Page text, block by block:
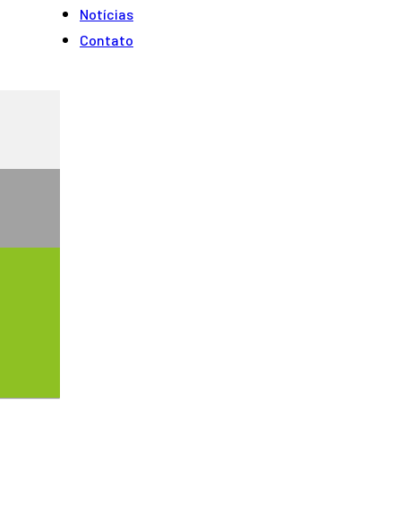
Notí­cias
Contato